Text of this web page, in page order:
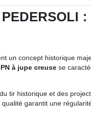
un concept historique
à jupe creusese
tir historique et des
garantit une